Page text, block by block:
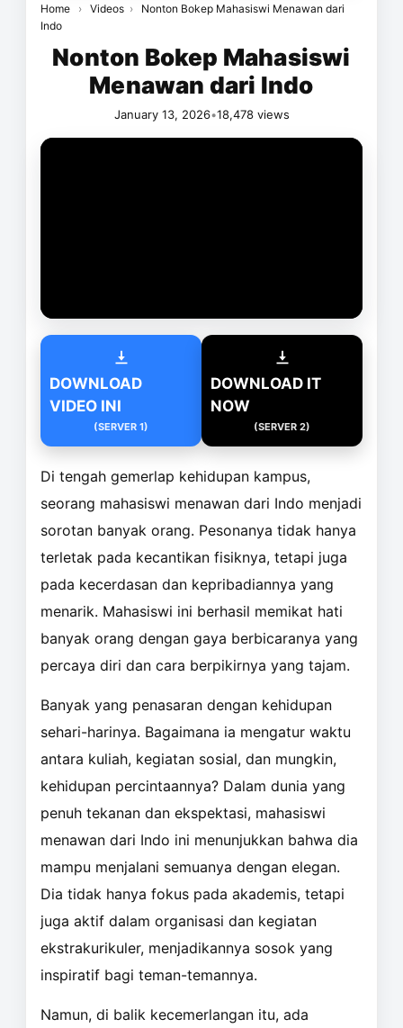
Home › Videos ›
Nonton Bokep Mahasiswi Menawan dari
Indo
Nonton Bokep Mahasiswi
Menawan dari Indo
January 13, 2026•18,478 views
DOWNLOAD
VIDEO INI
(SERVER 1)
DOWNLOAD IT
NOW
(SERVER 2)
Di tengah gemerlap kehidupan kampus,
seorang mahasiswi menawan dari Indo menjadi
sorotan banyak orang. Pesonanya tidak hanya
terletak pada kecantikan fisiknya, tetapi juga
pada kecerdasan dan kepribadiannya yang
menarik. Mahasiswi ini berhasil memikat hati
banyak orang dengan gaya berbicaranya yang
percaya diri dan cara berpikirnya yang tajam.
Banyak yang penasaran dengan kehidupan
sehari-harinya. Bagaimana ia mengatur waktu
antara kuliah, kegiatan sosial, dan mungkin,
kehidupan percintaannya? Dalam dunia yang
penuh tekanan dan ekspektasi, mahasiswi
menawan dari Indo ini menunjukkan bahwa dia
mampu menjalani semuanya dengan elegan.
Dia tidak hanya fokus pada akademis, tetapi
juga aktif dalam organisasi dan kegiatan
ekstrakurikuler, menjadikannya sosok yang
inspiratif bagi teman-temannya.
Namun, di balik kecemerlangan itu, ada